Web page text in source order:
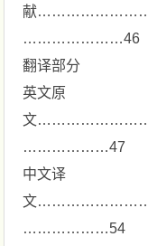
献
…………………46
翻译部分
英文原
文
………………47
中文译
文
………………54